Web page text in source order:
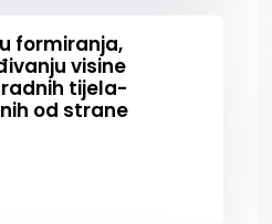
formiranja,
visine
tijela-
od strane